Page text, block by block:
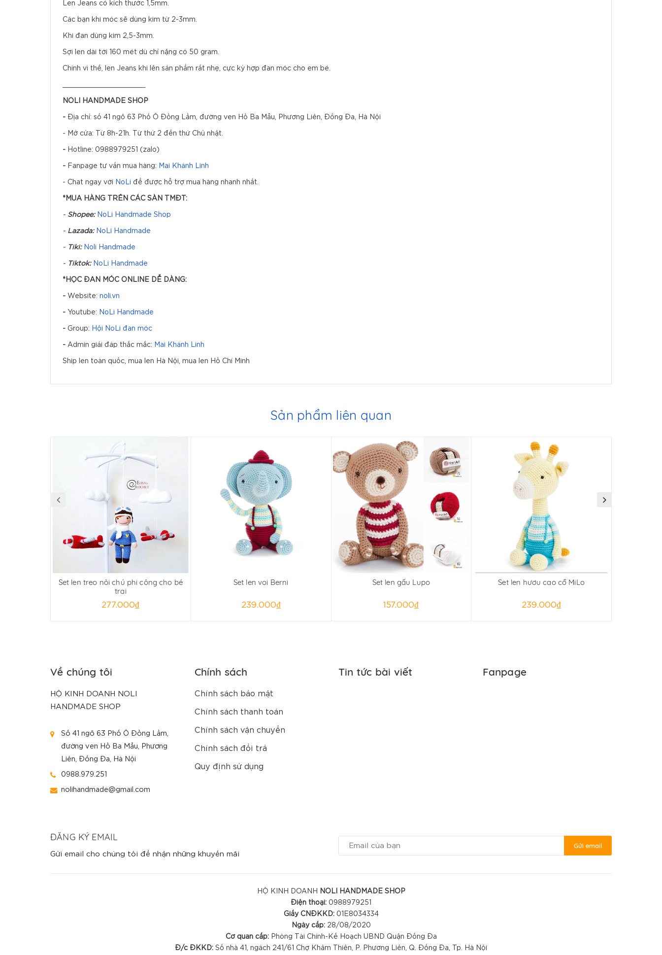
Len Jeans có kích thước 1,5mm.
Các bạn khi móc sẽ dùng kim từ 2-3mm.
Khi đan dùng kim 2,5-3mm.
Sợi len dài tới 160 mét dù chỉ nặng có 50 gram.
Chính vì thế, len Jeans khi lên sản phẩm rất nhẹ, cực kỳ hợp đan móc cho em bé.
NOLI HANDMADE SHOP
- Địa chỉ: số 41 ngõ 63 Phố Ô Đồng Lầm, đường ven Hồ Ba Mẫu, Phương Liên, Đống Đa, Hà Nội
- Mở cửa: Từ 8h-21h. Từ thứ 2 đến thứ Chủ nhật.
- Hotline: 0988979251 (zalo)
- Fanpage tư vấn mua hàng: Mai Khánh Linh
- Chat ngay với NoLi để được hỗ trợ mua hàng nhanh nhất.
*MUA HÀNG TRÊN CÁC SÀN TMĐT:
- Shopee: NoLi Handmade Shop
- Lazada: NoLi Handmade
- Tiki: Noli Handmade
- Tiktok: NoLi Handmade
*HỌC ĐAN MÓC ONLINE DỄ DÀNG:
- Website: noli.vn
- Youtube: NoLi Handmade
- Group: Hội NoLi đan móc
- Admin giải đáp thắc mắc: Mai Khánh Linh
Ship len toàn quốc, mua len Hà Nội, mua len Hồ Chí Minh
Sản phẩm liên quan
Set len treo nôi chú phi công cho bé
trai
277.000₫
Set len voi Berni
239.000₫
Set len gấu Lupo
157.000₫
Set len hươu cao cổ MiLo
239.000₫
Về chúng tôi
HỘ KINH DOANH NOLI
HANDMADE SHOP
Số 41 ngõ 63 Phố Ô Đồng Lầm,
đường ven Hồ Ba Mẫu, Phương
Liên, Đống Đa, Hà Nội
0988.979.251
nolihandmade@gmail.com
Chính sách
Chính sách bảo mật
Chính sách thanh toán
Chính sách vận chuyển
Chính sách đổi trả
Quy định sử dụng
Tin tức bài viết Fanpage
ĐĂNG KÝ EMAIL
Gửi email cho chúng tôi để nhận những khuyến mãi
Gửi email
HỘ KINH DOANH
NOLI HANDMADE SHOP
Điện thoại: 0988979251
Giấy CNĐKKD:01E8034334
Ngày cấp:28/08/2020
Cơ quan cấp:Phòng Tài Chính-Kế Hoạch UBND Quận Đống Đa
Đ/c ĐKKD: Số nhà 41, ngách 241/61 Chợ Khâm Thiên, P. Phương Liên, Q. Đống Đa, Tp. Hà Nội